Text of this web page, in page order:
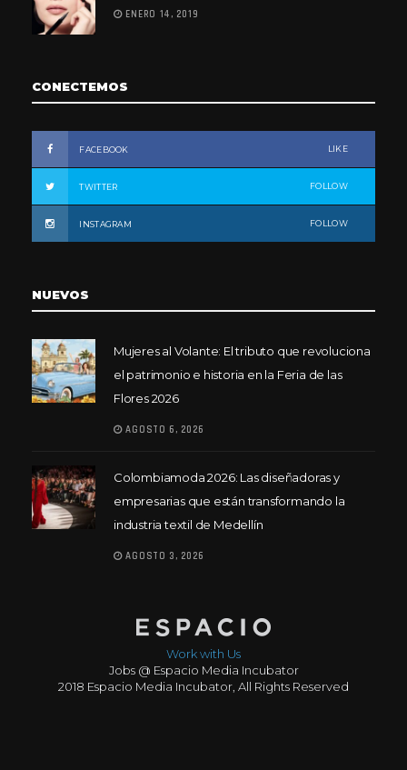
ENERO 14, 2019
CONECTEMOS
FACEBOOK LIKE
TWITTER FOLLOW
INSTAGRAM FOLLOW
NUEVOS
Mujeres al Volante: El tributo que revoluciona
el patrimonio e historia en la Feria de las
Flores 2026
AGOSTO 6, 2026
Colombiamoda 2026: Las diseñadoras y
empresarias que están transformando la
industria textil de Medellín
AGOSTO 3, 2026
Work with Us
Jobs @ Espacio Media Incubator
2018 Espacio Media Incubator, All Rights Reserved